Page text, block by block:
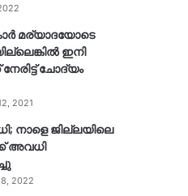
മര്യാദയോടെ
ഇനി
ചോദ്യം
2021
നാളെ ജില്ലയിലെ
അവധി
2022